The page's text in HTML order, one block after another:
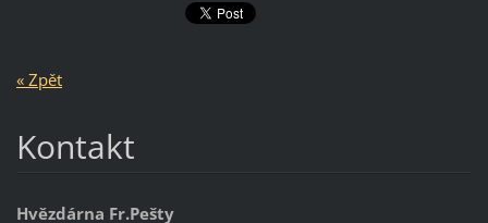
« Zpět
Kontakt
Hvězdárna Fr.Pešty